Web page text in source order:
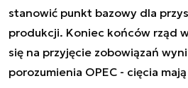
stanowić punkt bazowy dla
produkcji. Koniec końców rząd
się na przyjęcie zobowiązań
porozumienia OPEC - cięcia